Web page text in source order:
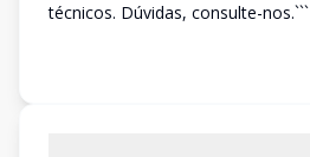
técnicos. Dúvidas, consulte-nos.```